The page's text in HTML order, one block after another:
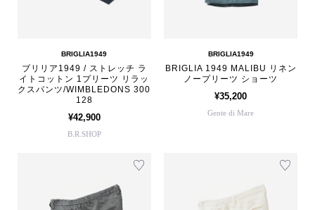
BRIGLIA1949
ブリリア1949 / ストレッチ ラ
イトコットン 1プリーツ リラッ
クスパンツ/WIMBLEDONS 300
128
¥42,900
B.R.SHOP
BRIGLIA1949
BRIGLIA 1949 MALIBU リネン
ノープリーツ ショーツ
¥35,200
Gente di Mare